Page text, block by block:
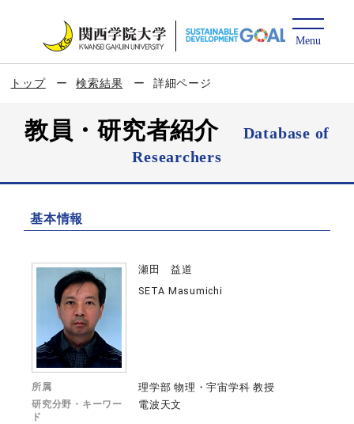
トップ 検索結果 詳細ページ
教員・研究者紹介
Database of
Researchers
基本情報
瀬田 益道
SETA Masumichi
所属 理学部 物理・宇宙学科 教授
研究分野・キーワー
ド
電波天文